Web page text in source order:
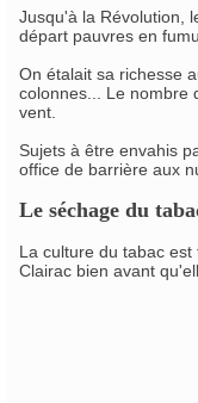
Jusqu'à la Révolution,
départ pauvres en
On étalait sa richesse
colonnes... Le nombre
vent.
Sujets à être envahis
office de barrière aux
Le séchage du
La culture du tabac
Clairac bien avant